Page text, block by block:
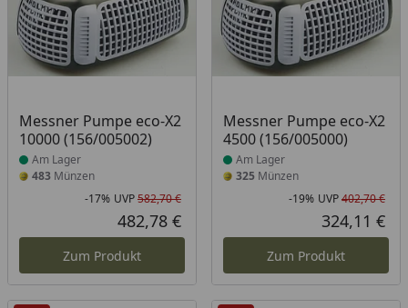
Messner Pumpe eco-X2
10000 (156/005002)
Produkt am Lager
Am Lager
483 Münzen
Rabatt in Prozent
-17%
Ursprünglicher Preis
UVP582,70 €
Aktueller Preis
482,78 €
Zum Produkt
Messner Pumpe eco-X2
4500 (156/005000)
Produkt am Lager
Am Lager
325 Münzen
-19% UVP402,70 €
324,11 €
Zum Produkt